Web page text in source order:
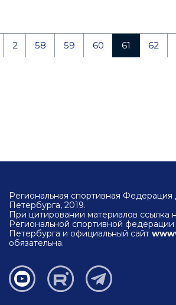
2 58 59 60 61 62
Региональная спортивная
Петербурга, 2019.
При цитировании материалов ссылка
Региональной спортивной
Петербурга и официальный сайт
обязательна.